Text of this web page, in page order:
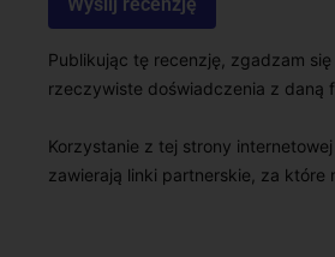
Publikując tę recenzję, zgadzam
rzeczywiste doświadczenia z daną
Korzystanie z tej strony
zawierają linki partnerskie, za które